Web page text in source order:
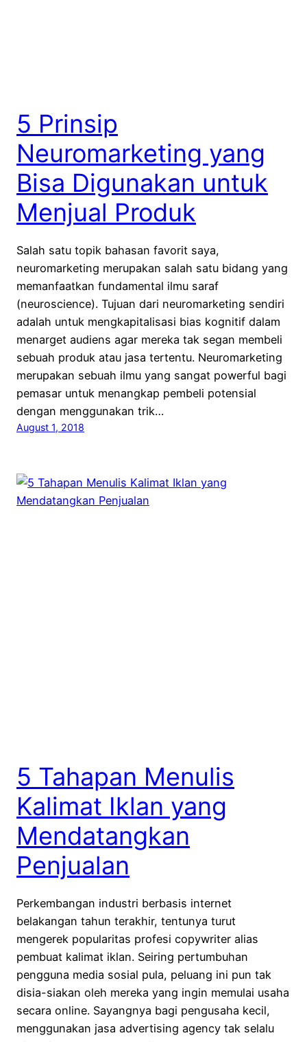
5 Prinsip
Neuromarketing yang
Bisa Digunakan untuk
Menjual Produk
Salah satu topik bahasan favorit saya,
neuromarketing merupakan salah satu bidang yang
memanfaatkan fundamental ilmu saraf
(neuroscience). Tujuan dari neuromarketing sendiri
adalah untuk mengkapitalisasi bias kognitif dalam
menarget audiens agar mereka tak segan membeli
sebuah produk atau jasa tertentu. Neuromarketing
merupakan sebuah ilmu yang sangat powerful bagi
pemasar untuk menangkap pembeli potensial
dengan menggunakan trik…
August 1, 2018
5 Tahapan Menulis
Kalimat Iklan yang
Mendatangkan
Penjualan
Perkembangan industri berbasis internet
belakangan tahun terakhir, tentunya turut
mengerek popularitas profesi copywriter alias
pembuat kalimat iklan. Seiring pertumbuhan
pengguna media sosial pula, peluang ini pun tak
disia-siakan oleh mereka yang ingin memulai usaha
secara online. Sayangnya bagi pengusaha kecil,
menggunakan jasa advertising agency tak selalu